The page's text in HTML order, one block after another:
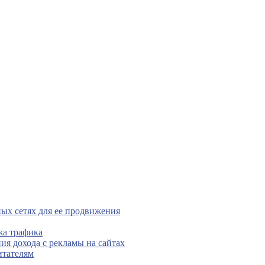
сетях для ее продвижения
трафика
дохода с рекламы на сайтах